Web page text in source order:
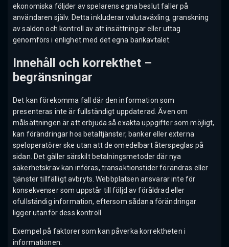
ekonomiska följder av spelarens egna beslut faller på
användaren själv. Detta inkluderar valutaväxling, granskning
av saldon och kontroll av att insättningar eller uttag
genomförs i enlighet med det egna bankavtalet.
Innehåll och korrekthet –
begränsningar
Det kan förekomma fall där den information som
presenteras inte är fullständigt uppdaterad. Även om
målsättningen är att erbjuda så exakta uppgifter som möjligt,
kan förändringar hos betaltjänster, banker eller externa
speloperatörer ske utan att de omedelbart återspeglas på
sidan. Det gäller särskilt betalningsmetoder där nya
säkerhetskrav kan införas, transaktionstider förändras eller
tjänster tillfälligt avbryts. Webbplatsen ansvarar inte för
konsekvenser som uppstår till följd av föråldrad eller
ofullständig information, eftersom sådana förändringar
ligger utanför dess kontroll.
Exempel på faktorer som kan påverka korrektheten i
informationen: